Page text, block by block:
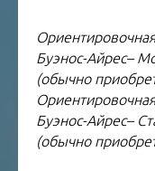
Буэнос-Айрес–
(обычно
Буэнос-Айрес–
(обычно